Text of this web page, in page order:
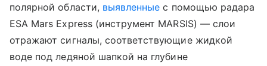
полярной области, выявленные с помощью радара
ESA Mars Express (инструмент MARSIS) — слои
отражают сигналы, соответствующие жидкой
воде под ледяной шапкой на глубине